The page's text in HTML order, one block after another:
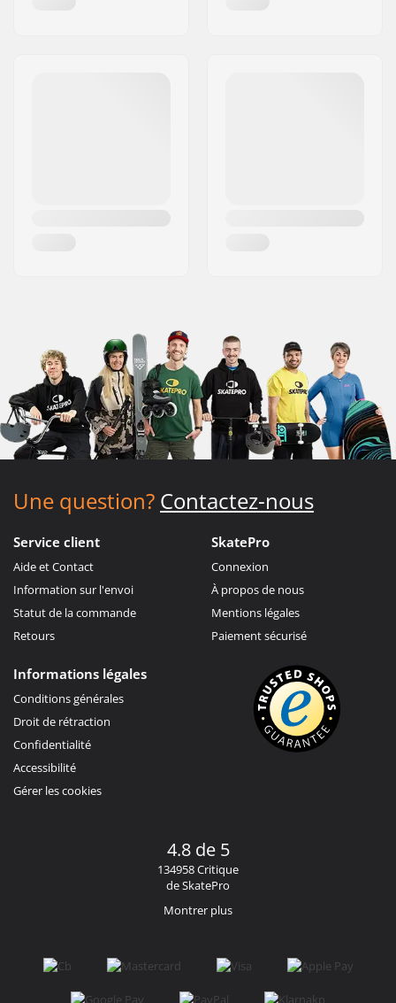
Une question? Contactez-nous
Service client
Aide et Contact
Information sur l'envoi
Statut de la commande
Retours
SkatePro
Connexion
À propos de nous
Mentions légales
Paiement sécurisé
Informations légales
Conditions générales
Droit de rétraction
Confidentialité
Accessibilité
Gérer les cookies
4.8 de 5
134958 Critique
de SkatePro
Montrer plus